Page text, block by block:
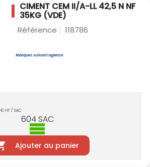
CIMENT CEM II/A-LL 42,5 N NF
35KG (VDE)
Référence : 118786
€ HT / SAC
604 SAC
Ajouter au panier